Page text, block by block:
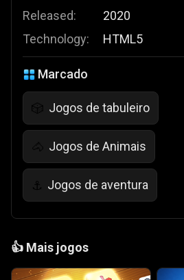
Released:
Technology:
2020
HTML5
Marcado
🎲 Jogos de tabuleiro
🐴 Jogos de Animais
⚓ Jogos de aventura
👍 Mais jogos